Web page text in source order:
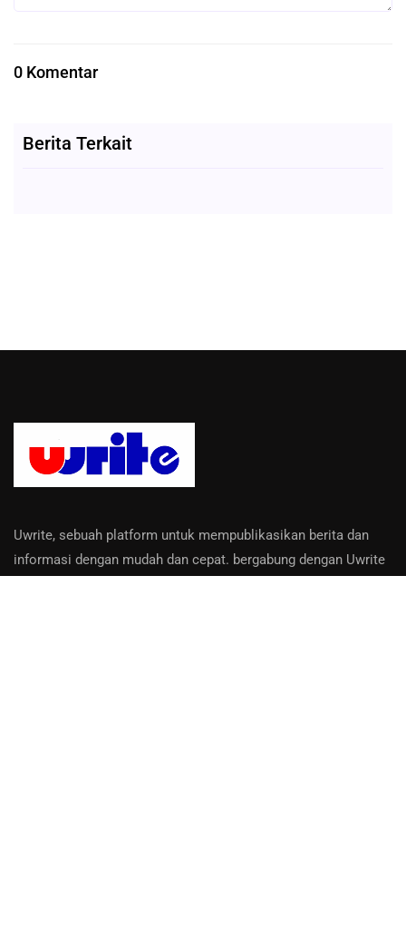
0 Komentar
Berita Terkait
Uwrite, sebuah platform untuk mempublikasikan berita dan
informasi dengan mudah dan cepat. bergabung dengan Uwrite